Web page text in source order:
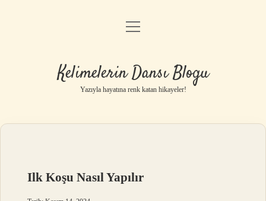
Anasayfa
Yasal Uyarı
menüyü
Kelimelerin Dansı Blogu
Yazıyla hayatına renk katan hikayeler!
Ilk Koşu Nasıl Yapılır